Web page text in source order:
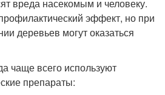
вреда насекомым и человеку.
эффект, но при
деревьев могут оказаться
чаще всего используют
препараты: